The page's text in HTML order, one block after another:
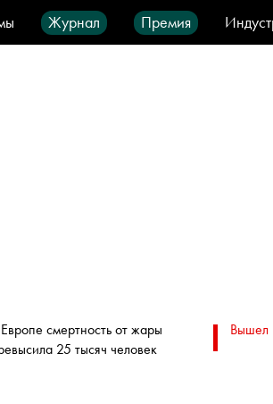
Журнал Премия
Город IT-продукты
смертность от жары
25 тысяч человек
Вышел